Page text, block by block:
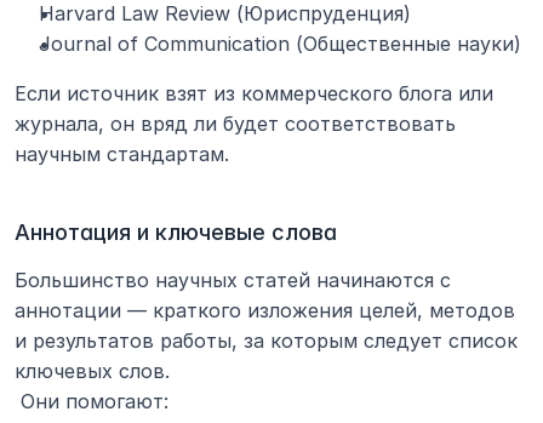
Harvard Law Review (Юриспруденция)
Journal of Communication (Общественные науки)
Если источник взят из коммерческого блога или
журнала, он вряд ли будет соответствовать
научным стандартам.
Аннотация и ключевые слова
Большинство научных статей начинаются с
аннотации — краткого изложения целей, методов
и результатов работы, за которым следует список
ключевых слов.
Они помогают: